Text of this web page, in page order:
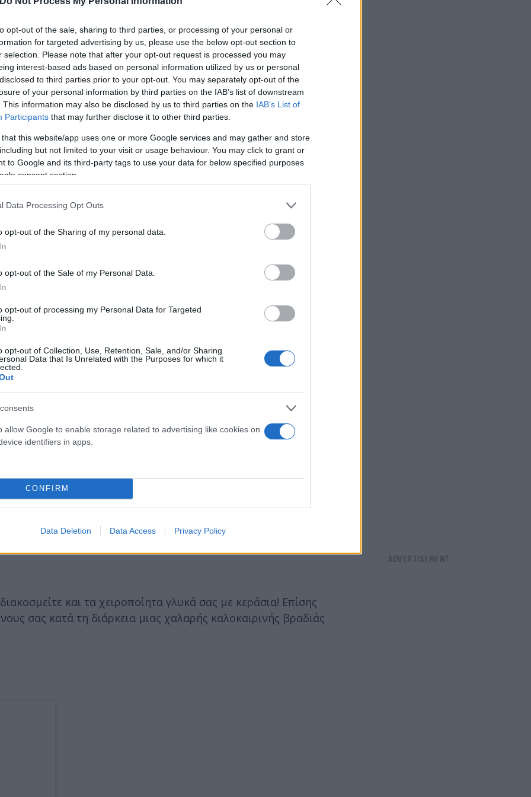
opt-out of the sale, sharing to third parties, or processing of your personal or
for targeted advertising by us, please use the below opt-out section to
selection. Please note that after your opt-out request is processed you may
interest-based ads based on personal information utilized by us or personal
to third parties prior to your opt-out. You may separately opt-out of the
of your personal information by third parties on the IAB’s list of downstream
This information may also be disclosed by us to third parties on the IAB’s List of
Participants that may further disclose it to other third parties.
that this website/app uses one or more Google services and may gather and store
but not limited to your visit or usage behaviour. You may click to grant or
to Google and its third-party tags to use your data for below specified purposes
consent section.
Data Processing Opt Outs
opt-out of the Sharing of my personal data.
opt-out of the Sale of my Personal Data.
opt-out of processing my Personal Data for Targeted
opt-out of Collection, Use, Retention, Sale, and/or Sharing
Data that Is Unrelated with the Purposes for which it
allow Google to enable storage related to advertising like cookies on
identifiers in apps.
CONFIRM
Data Deletion Data Access Privacy Policy
σε δευτερόλεπτα
– σαν τα μπουκάλια των αναψυκτικών. Αφού ακουμπήσετε
του καρπού με ένα χοντρό πλαστικό καλαμάκι.
στόμιο του μπουκαλιού, με το άλλο σας χέρι «τρυπάτε» το
από τον λογαριασμό @just_family_and_home θα σας φανεί
εξής τα κουκούτσια από τα κεράσια μέσα σε
και τα χειροποίητα γλυκά σας με κεράσια! Επίσης
σας κατά τη διάρκεια μιας χαλαρής καλοκαιρινής βραδιάς